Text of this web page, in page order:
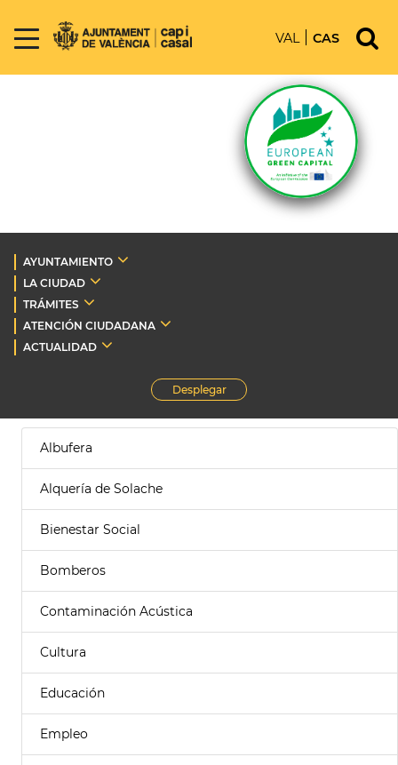
VAL CAS
AYUNTAMIENTO
LA CIUDAD
TRÁMITES
ATENCIÓN CIUDADANA
ACTUALIDAD
Desplegar
Albufera
Alquería de Solache
Bienestar Social
Bomberos
Contaminación Acústica
Cultura
Educación
Empleo